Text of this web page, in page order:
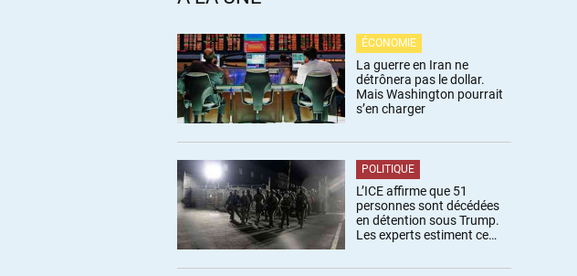
ÉCONOMIE
La guerre en Iran ne
détrônera pas le dollar.
Mais Washington pourrait
s’en charger
POLITIQUE
L’ICE affirme que 51
personnes sont décédées
en détention sous Trump.
Les experts estiment ce